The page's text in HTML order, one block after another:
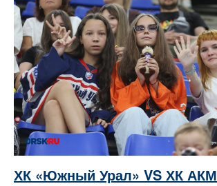
ХК «Южный Урал» VS ХК АКМ